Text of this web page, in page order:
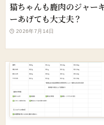
猫ちゃんも鹿肉のジャー
ーあげても大丈夫？
2026年7月14日